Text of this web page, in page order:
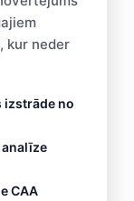
kur neder
izstrāde no
CAA